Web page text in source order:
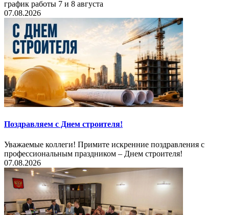
график работы 7 и 8 августа
07.08.2026
Поздравляем с Днем строителя!
Уважаемые коллеги! Примите искренние поздравления с
профессиональным праздником – Днем строителя!
07.08.2026